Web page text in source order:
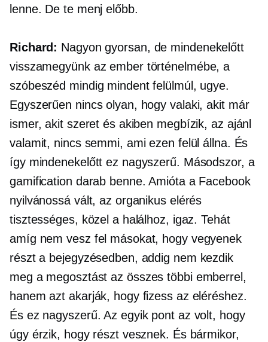
lenne. De te menj előbb.
Richard: Nagyon gyorsan, de mindenekelőtt
visszamegyünk az ember történelmébe, a
szóbeszéd mindig mindent felülmúl, ugye.
Egyszerűen nincs olyan, hogy valaki, akit már
ismer, akit szeret és akiben megbízik, az ajánl
valamit, nincs semmi, ami ezen felül állna. És
így mindenekelőtt ez nagyszerű. Másodszor, a
gamification darab benne. Amióta a Facebook
nyilvánossá vált, az organikus elérés
tisztességes, közel a halálhoz, igaz. Tehát
amíg nem vesz fel másokat, hogy vegyenek
részt a bejegyzésedben, addig nem kezdik
meg a megosztást az összes többi emberrel,
hanem azt akarják, hogy fizess az eléréshez.
És ez nagyszerű. Az egyik pont az volt, hogy
úgy érzik, hogy részt vesznek. És bármikor,